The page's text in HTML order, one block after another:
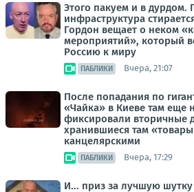
Этого пакуем и в дурдом.
инфраструктура
Гордон вещает о неком
мероприятий», который
Россию к миру
ПАБЛИКИ Вчера, 21:07
После попадания по
«Чайка» в Киеве там еще
фиксировали вторичные
хранившиеся там
канцелярскими
ПАБЛИКИ Вчера, 17:29
И... приз за лучшую